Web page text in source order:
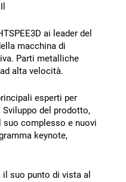
ai leader del
macchina di
Parti metalliche
alta velocità.
esperti per
del prodotto,
suo complesso e nuovi
keynote,
il suo punto di vista al